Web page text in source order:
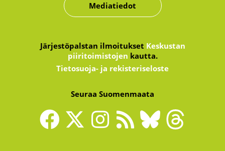
Mediatiedot
Järjestöpalstan ilmoitukset Keskustan
piiritoimistojen kautta.
Tietosuoja- ja rekisteriseloste
Seuraa Suomenmaata